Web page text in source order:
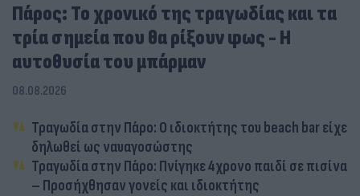
Πάρος: Το χρονικό της τραγωδίας και τα
τρία σημεία που θα ρίξουν φως - Η
αυτοθυσία του μπάρμαν
08.08.2026
Τραγωδία στην Πάρο: Ο ιδιοκτήτης του beach bar είχε
δηλωθεί ως ναυαγοσώστης
Τραγωδία στην Πάρο: Πνίγηκε 4χρονο παιδί σε πισίνα
– Προσήχθησαν γονείς και ιδιοκτήτης